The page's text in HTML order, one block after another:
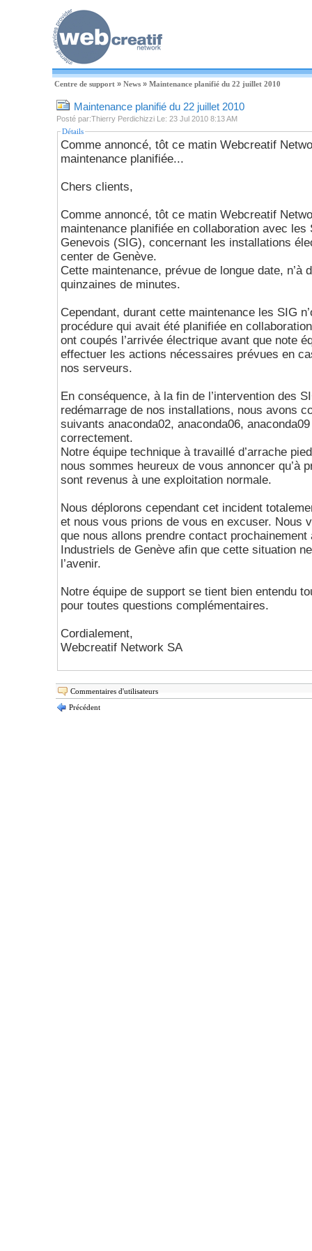
Centre de support » News » Maintenance planifié du 22 juillet 2010
Maintenance planifié du 22 juillet 2010
Posté par:Thierry Perdichizzi Le: 23 Jul 2010 8:13 AM
Détails
Comme annoncé, tôt ce matin Webcreatif
maintenance planifiée...
Chers clients,
Comme annoncé, tôt ce matin Webcreatif
maintenance planifiée en collaboration avec
Genevois (SIG), concernant les installations
center de Genève.
Cette maintenance, prévue de longue date, n’à duré effectivement qu’une
quinzaines de minutes.
Cependant, durant cette maintenance les SIG
procédure qui avait été planifiée en
ont coupés l’arrivée électrique avant que note
effectuer les actions nécessaires prévues en
nos serveurs.
En conséquence, à la fin de l’intervention des
redémarrage de nos installations, nous avons
suivants anaconda02, anaconda06, anaconda09 ne se sont pas
correctement.
Notre équipe technique à travaillé d’arrache
nous sommes heureux de vous annoncer qu’à
sont revenus à une exploitation normale.
Nous déplorons cependant cet incident
et nous vous prions de vous en excuser. Nous
que nous allons prendre contact
Industriels de Genève afin que cette situation
l’avenir.
Notre équipe de support se tient bien entendu
pour toutes questions complémentaires.
Cordialement,
Webcreatif Network SA
Commentaires d'utilisateurs
Précédent